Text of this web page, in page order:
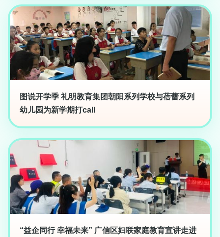
图说开学季 礼明教育集团朝阳系列学校与蓓蕾系列
幼儿园为新学期打call
“益企同行 幸福未来” 广信区妇联家庭教育宣讲走进